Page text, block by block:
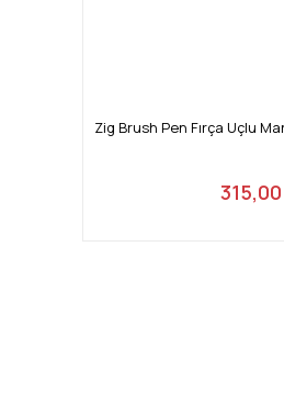
Zig Brush Pen Fırça Uçlu